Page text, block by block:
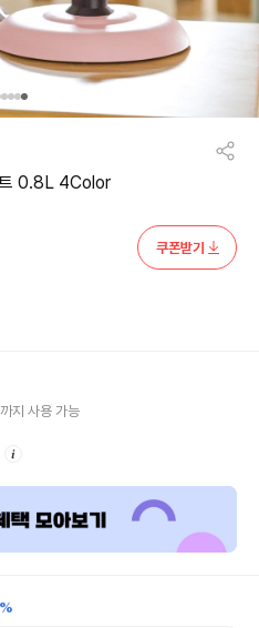
트 0.8L 4Color
쿠폰받기
지 사용 가능